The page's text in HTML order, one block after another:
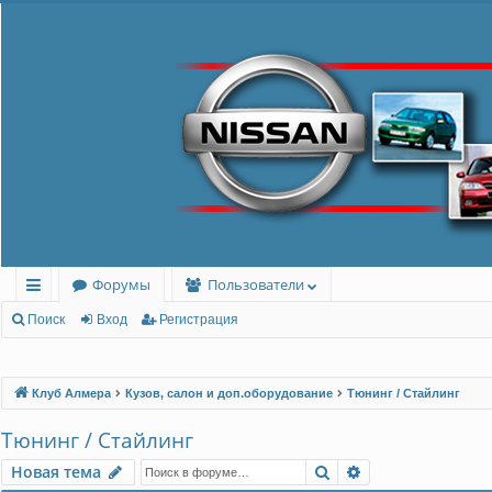
с
лк
Форумы Пользователи
Поиск Вход Регистрация
Клуб Алмера Кузов, салон и доп.оборудование Тюнинг / Стайлинг
Тюнинг / Стайлинг
Новая тема Поиск